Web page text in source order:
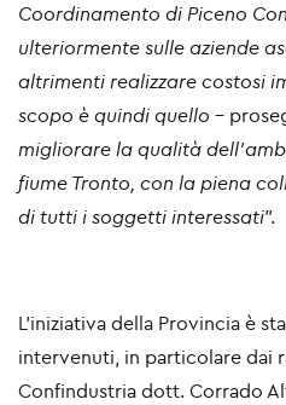
Coordinamento di Piceno
ulteriormente sulle aziende
altrimenti realizzare costosi
scopo è quindi quello -
migliorare la qualità
fiume Tronto, con la piena
di tutti i soggetti interessati".
L’iniziativa della Provincia è
intervenuti, in particolare dai
Confindustria dott. Corrado